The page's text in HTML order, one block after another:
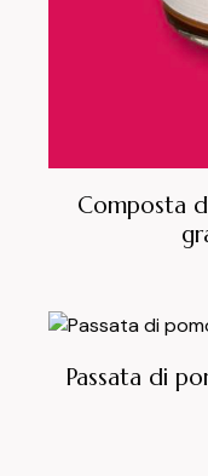
Composta
Passata di